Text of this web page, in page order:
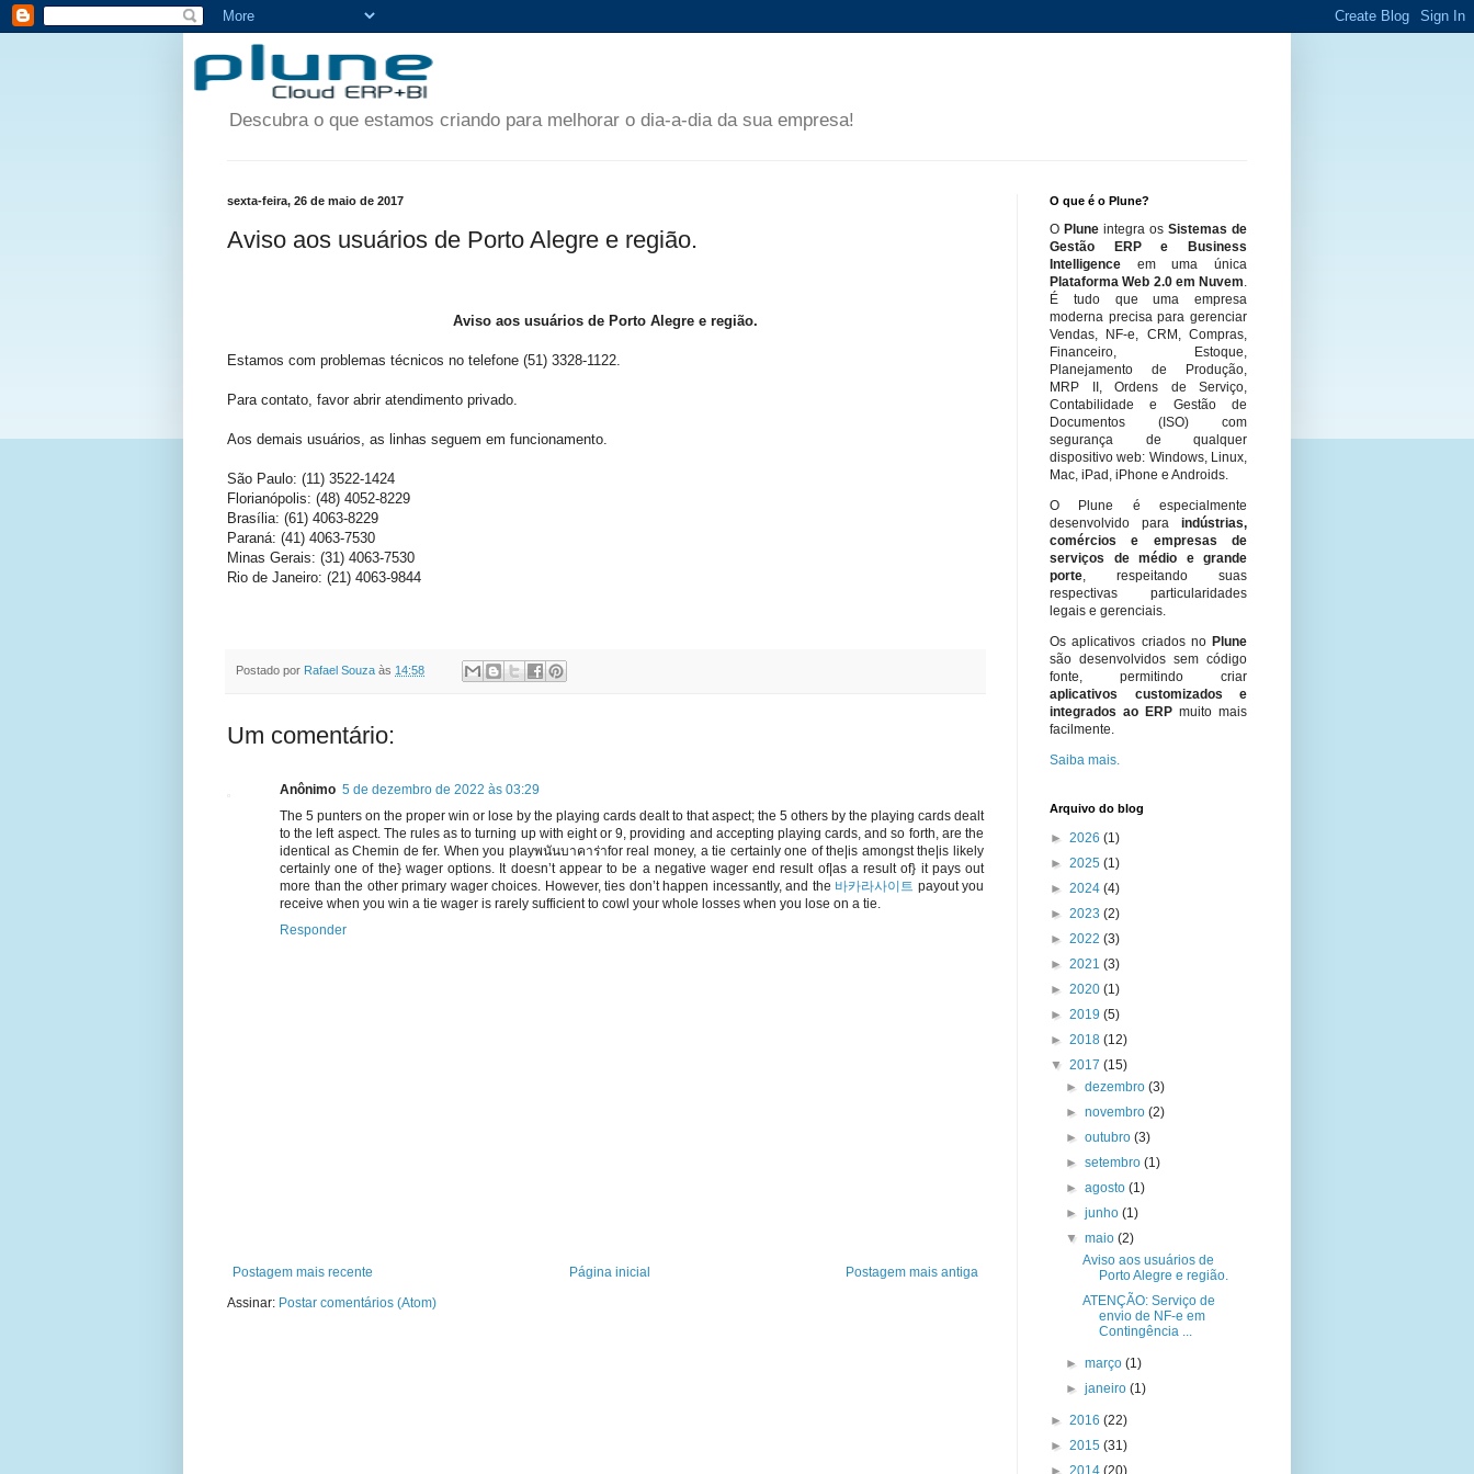
Descubra o que estamos criando para melhorar o dia-a-dia da sua empresa!
sexta-feira, 26 de maio de 2017
Aviso aos usuários de Porto Alegre e região.
Aviso aos usuários de Porto Alegre e região.
Estamos com problemas técnicos no telefone (51) 3328-1122.
Para contato, favor abrir atendimento privado.
Aos demais usuários, as linhas seguem em funcionamento.
São Paulo: (11) 3522-1424
Florianópolis: (48) 4052-8229
Brasília: (61) 4063-8229
Paraná: (41) 4063-7530
Minas Gerais: (31) 4063-7530
Rio de Janeiro: (21) 4063-9844
Postado por Rafael Souza às 14:58
Um comentário:
Anônimo 5 de dezembro de 2022 às 03:29
The 5 punters on the proper win or lose by the playing cards dealt to that aspect; the 5 others by the playing cards dealt
to the left aspect. The rules as to turning up with eight or 9, providing and accepting playing cards, and so forth, are the
identical as Chemin de fer. When you playพนันบาคาร่าfor real money, a tie certainly one of the|is amongst the|is likely
certainly one of the} wager options. It doesn’t appear to be a negative wager end result of|as a result of} it pays out
more than the other primary wager choices. However, ties don’t happen incessantly, and the 바카라사이트 payout you
receive when you win a tie wager is rarely sufficient to cowl your whole losses when you lose on a tie.
Responder
Postagem mais recente Postagem mais antiga
Página inicial
Assinar: Postar comentários (Atom)
O que é o Plune?
O Plune integra os Sistemas de
Gestão ERP e Business
Intelligence em uma única
Plataforma Web 2.0 em Nuvem.
É tudo que uma empresa
moderna precisa para gerenciar
Vendas, NF-e, CRM, Compras,
Financeiro, Estoque,
Planejamento de Produção,
MRP II, Ordens de Serviço,
Contabilidade e Gestão de
Documentos (ISO) com
segurança de qualquer
dispositivo web: Windows, Linux,
Mac, iPad, iPhone e Androids.
O Plune é especialmente
desenvolvido para indústrias,
comércios e empresas de
serviços de médio e grande
porte, respeitando suas
respectivas particularidades
legais e gerenciais.
Os aplicativos criados no Plune
são desenvolvidos sem código
fonte, permitindo criar
aplicativos customizados e
integrados ao ERP muito mais
facilmente.
Saiba mais.
Arquivo do blog
► 2026 (1)
► 2025 (1)
► 2024 (4)
► 2023 (2)
► 2022 (3)
► 2021 (3)
► 2020 (1)
► 2019 (5)
► 2018 (12)
▼ 2017 (15)
►dezembro(3)
►novembro(2)
►outubro(3)
►setembro(1)
►agosto(1)
►junho(1)
▼maio(2)
Aviso aos usuários de
Porto Alegre e região.
ATENÇÃO: Serviço de
envio de NF-e em
Contingência ...
►março(1)
►janeiro(1)
► 2016 (22)
► 2015 (31)